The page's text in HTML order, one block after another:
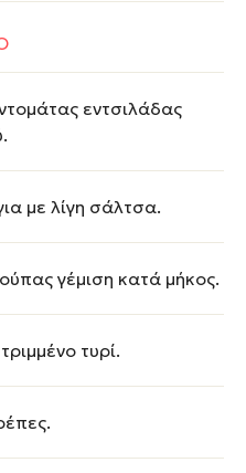
εντσιλάδας
με λίγη σάλτσα.
γέμιση κατά μήκος.
τυρί.